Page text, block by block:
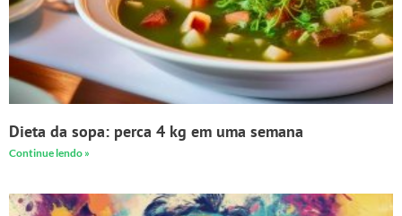
Dieta da sopa: perca 4 kg em uma semana
Continue lendo »